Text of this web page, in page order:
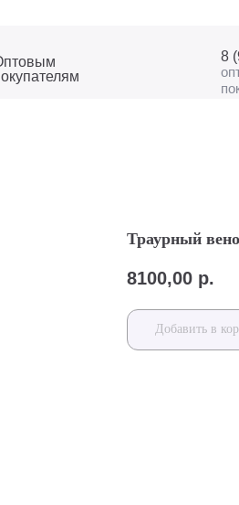
8
Траурный
8100,00 р.
Добавить в